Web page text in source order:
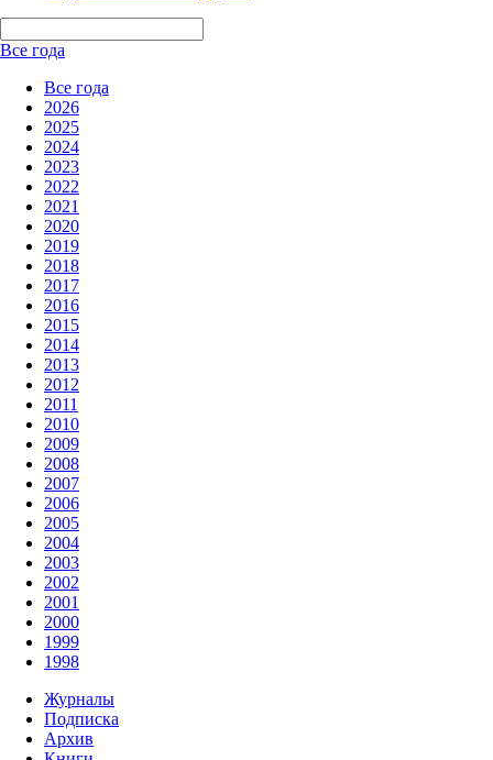
Все года
Все года
2026
2025
2024
2023
2022
2021
2020
2019
2018
2017
2016
2015
2014
2013
2012
2011
2010
2009
2008
2007
2006
2005
2004
2003
2002
2001
2000
1999
1998
Журналы
Подписка
Архив